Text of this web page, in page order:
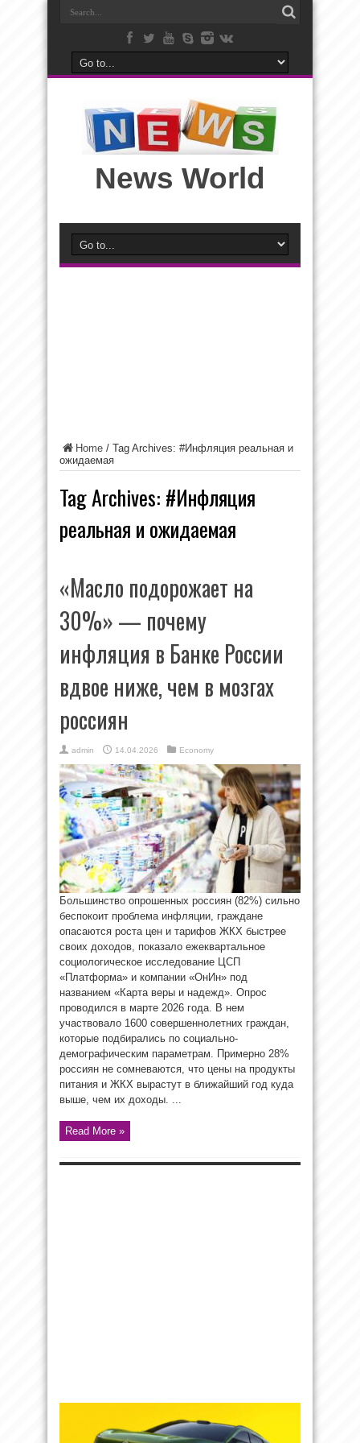
News World
Home / Tag Archives: #Инфляция реальная и
ожидаемая
Tag Archives: #Инфляция
реальная и ожидаемая
«Масло подорожает на
30%» — почему
инфляция в Банке России
вдвое ниже, чем в мозгах
россиян
admin 14.04.2026 Economy
Большинство опрошенных россиян (82%) сильно
беспокоит проблема инфляции, граждане
опасаются роста цен и тарифов ЖКХ быстрее
своих доходов, показало ежеквартальное
социологическое исследование ЦСП
«Платформа» и компании «ОнИн» под
названием «Карта веры и надежд». Опрос
проводился в марте 2026 года. В нем
участвовало 1600 совершеннолетних граждан,
которые подбирались по социально-
демографическим параметрам. Примерно 28%
россиян не сомневаются, что цены на продукты
питания и ЖКХ вырастут в ближайший год куда
выше, чем их доходы. ...
Read More »